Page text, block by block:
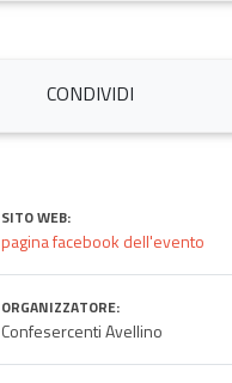
CONDIVIDI
SITO WEB:
pagina facebook dell'evento
ORGANIZZATORE:
Confesercenti Avellino